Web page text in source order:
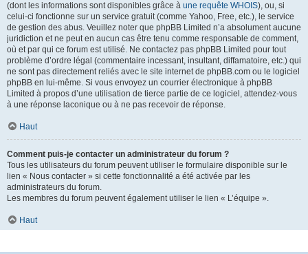
(dont les informations sont disponibles grâce à une requête WHOIS), ou, si
celui-ci fonctionne sur un service gratuit (comme Yahoo, Free, etc.), le service
de gestion des abus. Veuillez noter que phpBB Limited n’a absolument aucune
juridiction et ne peut en aucun cas être tenu comme responsable de comment,
où et par qui ce forum est utilisé. Ne contactez pas phpBB Limited pour tout
problème d’ordre légal (commentaire incessant, insultant, diffamatoire, etc.) qui
ne sont pas directement reliés avec le site internet de phpBB.com ou le logiciel
phpBB en lui-même. Si vous envoyez un courrier électronique à phpBB
Limited à propos d’une utilisation de tierce partie de ce logiciel, attendez-vous
à une réponse laconique ou à ne pas recevoir de réponse.
Haut
Comment puis-je contacter un administrateur du forum ?
Tous les utilisateurs du forum peuvent utiliser le formulaire disponible sur le
lien « Nous contacter » si cette fonctionnalité a été activée par les
administrateurs du forum.
Les membres du forum peuvent également utiliser le lien « L’équipe ».
Haut